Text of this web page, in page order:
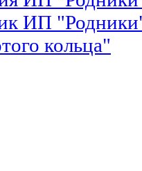
ИП
кольца"